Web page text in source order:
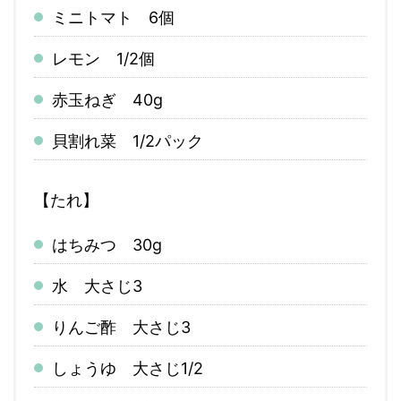
ミニトマト 6個
レモン 1/2個
赤玉ねぎ 40g
貝割れ菜 1/2パック
【たれ】
はちみつ 30g
水 大さじ3
りんご酢 大さじ3
しょうゆ 大さじ1/2